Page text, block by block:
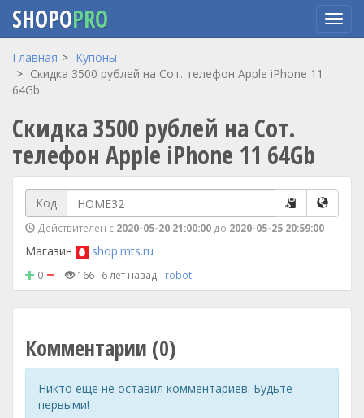
Перейти
основному
SHOPOPRO
Главная
Купоны
Скидка 3500 рублей на Сот. телефон Apple iPhone 11
64Gb
Скидка 3500 рублей на Сот.
телефон Apple iPhone 11 64Gb
Код
Действителен с 2020-05-20 21:00:00 до 2020-05-25 20:59:00
Магазин shop.mts.ru
0 166 6 лет назад robot
Комментарии (0)
Никто ещё не оставил комментариев. Будьте
первыми!